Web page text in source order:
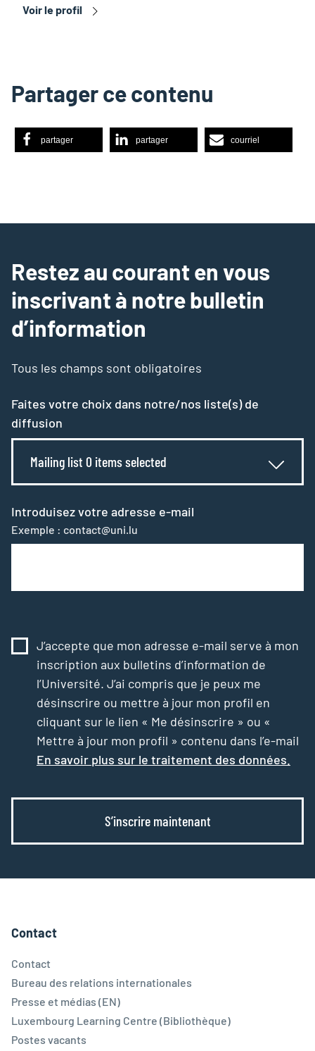
Voir le profil
Partager ce contenu
partager partager courriel
Restez au courant en vous
inscrivant à notre bulletin
d’information
Tous les champs sont obligatoires
Faites votre choix dans notre/nos liste(s) de
diffusion
Mailing list 0 items selected
Introduisez votre adresse e-mail
Exemple : contact@uni.lu
J’accepte que mon adresse e-mail serve à mon
inscription aux bulletins d’information de
l’Université. J’ai compris que je peux me
désinscrire ou mettre à jour mon profil en
cliquant sur le lien « Me désinscrire » ou «
Mettre à jour mon profil » contenu dans l’e-mail
En savoir plus sur le traitement des données.
S’inscrire maintenant
Contact
Contact
Bureau des relations internationales
Presse et médias (EN)
Luxembourg Learning Centre (Bibliothèque)
Postes vacants